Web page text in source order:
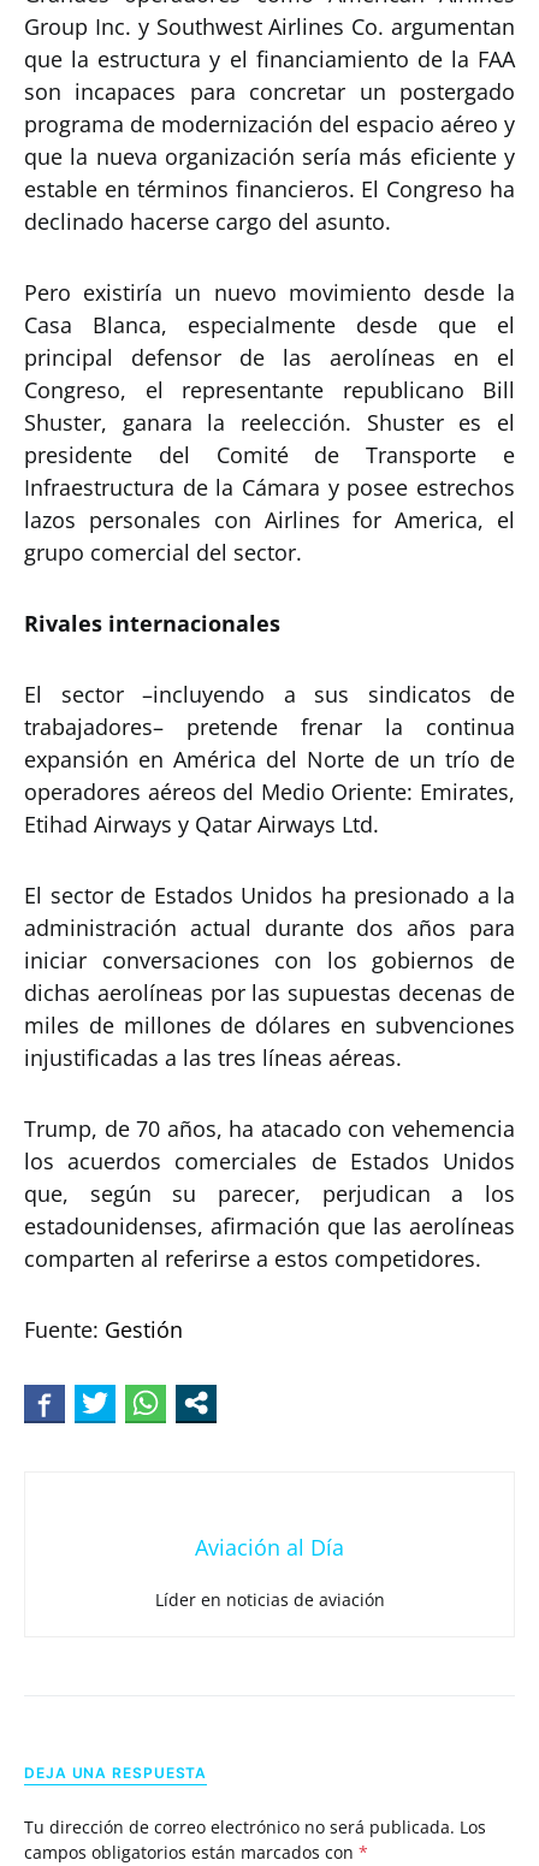
Group Inc. y Southwest Airlines Co. argumentan
que la estructura y el financiamiento de la FAA
son incapaces para concretar un postergado
programa de modernización del espacio aéreo y
que la nueva organización sería más eficiente y
estable en términos financieros. El Congreso ha
declinado hacerse cargo del asunto.
Pero existiría un nuevo movimiento desde la
Casa Blanca, especialmente desde que el
principal defensor de las aerolíneas en el
Congreso, el representante republicano Bill
Shuster, ganara la reelección. Shuster es el
presidente del Comité de Transporte e
Infraestructura de la Cámara y posee estrechos
lazos personales con Airlines for America, el
grupo comercial del sector.
Rivales internacionales
El sector –incluyendo a sus sindicatos de
trabajadores– pretende frenar la continua
expansión en América del Norte de un trío de
operadores aéreos del Medio Oriente: Emirates,
Etihad Airways y Qatar Airways Ltd.
El sector de Estados Unidos ha presionado a la
administración actual durante dos años para
iniciar conversaciones con los gobiernos de
dichas aerolíneas por las supuestas decenas de
miles de millones de dólares en subvenciones
injustificadas a las tres líneas aéreas.
Trump, de 70 años, ha atacado con vehemencia
los acuerdos comerciales de Estados Unidos
que, según su parecer, perjudican a los
estadounidenses, afirmación que las aerolíneas
comparten al referirse a estos competidores.
Fuente: Gestión
Aviación al Día
Líder en noticias de aviación
DEJA UNA RESPUESTA
Tu dirección de correo electrónico no será publicada. Los
campos obligatorios están marcados con *